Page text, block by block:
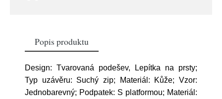
Popis produktu
Design: Tvarovaná podešev, Lepítka na prsty;
Typ uzávěru: Suchý zip; Materiál: Kůže; Vzor:
Jednobarevný; Podpatek: S platformou; Materiál: